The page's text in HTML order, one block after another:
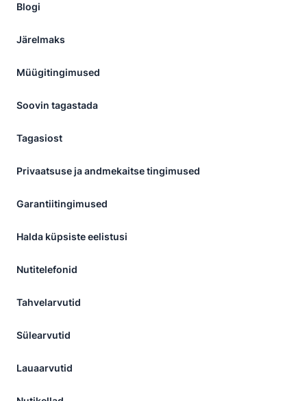
Blogi
Järelmaks
Müügitingimused
Soovin tagastada
Tagasiost
Privaatsuse ja andmekaitse tingimused
Garantiitingimused
Halda küpsiste eelistusi
Nutitelefonid
Tahvelarvutid
Sülearvutid
Lauaarvutid